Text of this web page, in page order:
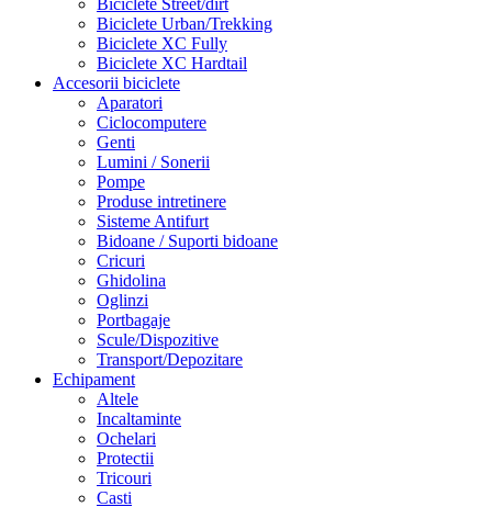
Biciclete Street/dirt
Biciclete Urban/Trekking
Biciclete XC Fully
Biciclete XC Hardtail
Accesorii biciclete
Aparatori
Ciclocomputere
Genti
Lumini / Sonerii
Pompe
Produse intretinere
Sisteme Antifurt
Bidoane / Suporti bidoane
Cricuri
Ghidolina
Oglinzi
Portbagaje
Scule/Dispozitive
Transport/Depozitare
Echipament
Altele
Incaltaminte
Ochelari
Protectii
Tricouri
Casti